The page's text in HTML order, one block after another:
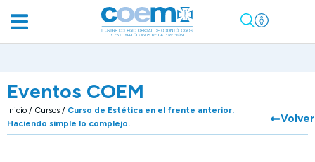
Eventos COEM
Inicio / Cursos / Curso de Estética en el frente anterior.
Haciendo simple lo complejo.
Volver